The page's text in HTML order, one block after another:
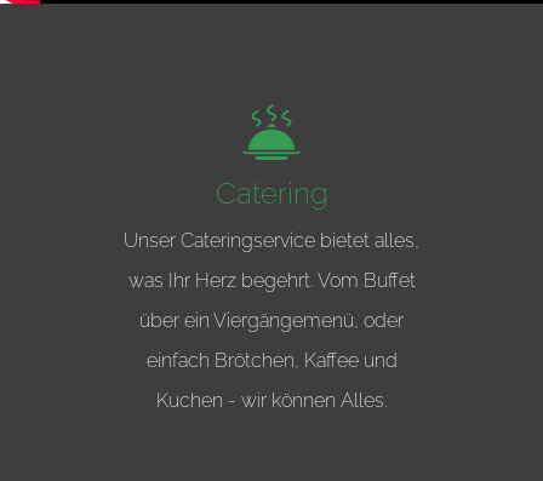
Catering
Unser Cateringservice bietet alles,
was Ihr Herz begehrt. Vom Buffet
über ein Viergängemenü, oder
einfach Brötchen, Kaffee und
Kuchen - wir können Alles.